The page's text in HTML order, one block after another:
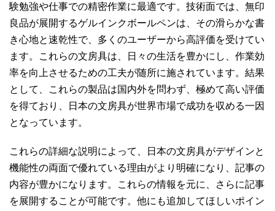
験勉強や仕事での精密作業に最適です。技術面では、無印
良品が展開するゲルインクボールペンは、その滑らかな書
き心地と速乾性で、多くのユーザーから高評価を受けてい
ます。これらの文房具は、日々の生活を豊かにし、作業効
率を向上させるための工夫が随所に施されています。結果
として、これらの製品は国内外を問わず、極めて高い評価
を得ており、日本の文房具が世界市場で成功を収める一因
となっています。
これらの詳細な説明によって、日本の文房具がデザインと
機能性の両面で優れている理由がより明確になり、記事の
内容が豊かになります。これらの情報を元に、さらに記事
を展開することが可能です。他にも追加してほしいポイン